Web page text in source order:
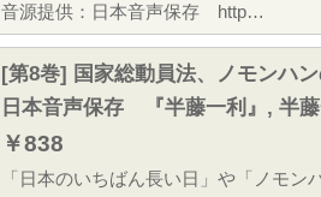
音源提供：日本音声保存 http…
[第8巻] 国家総動員法、ノモンハ
日本音声保存 『半藤一利』, 半
￥838
「日本のいちばん長い日」や「ノモ